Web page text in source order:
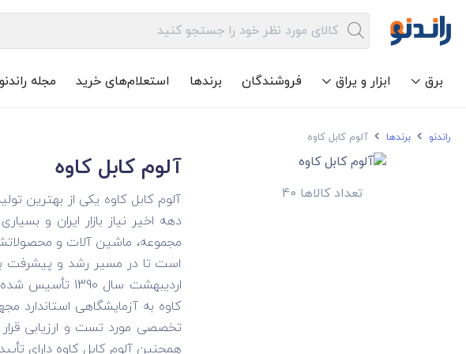
برق ابزار و یراق فروشندگان برندها استعلام‌های خرید مجله راندنو
راندنو برندها آلوم کابل کاوه
تعداد کالاها 40
آلوم کابل کاوه
آلوم کابل کاوه یکی از بهترین
دهه اخیر نیاز بازار ایران و
مجموعه، ماشین آلات و
کاوه به آزمایشگاهی استاندارد
همچنین آلوم کابل کاوه دارای